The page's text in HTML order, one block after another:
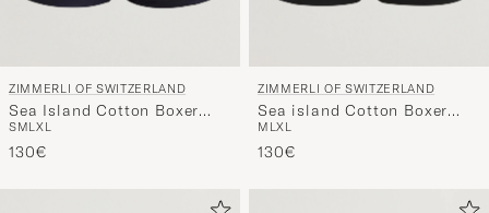
ZIMMERLI OF SWITZERLAND
Sea Island Cotton Boxer
Shorts Navy
SMLXL
130€
ZIMMERLI OF SWITZERLAND
Sea island Cotton Boxer
Shorts Black
M LXL
130€